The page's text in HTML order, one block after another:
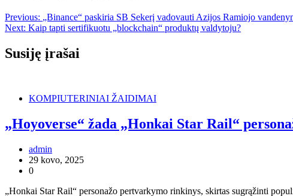
Previous: „Binance“ paskiria SB Sekerį vadovauti Azijos Ramiojo
Next: Kaip tapti sertifikuotu „blockchain“ produktų valdytoju?
Susiję įrašai
KOMPIUTERINIAI ŽAIDIMAI
„Hoyoverse“ žada „Honkai Star Rail“
admin
29 kovo, 2025
0
„Honkai Star Rail“ personažo pertvarkymo rinkinys, skirtas sugrąžinti